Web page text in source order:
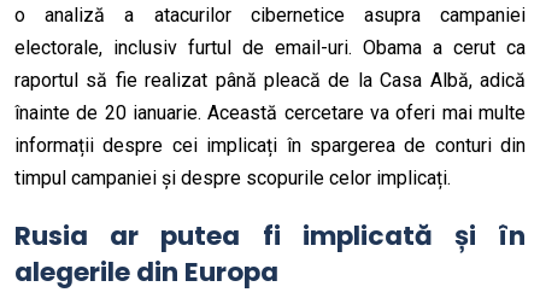
o analiză a atacurilor cibernetice asupra campaniei
electorale, inclusiv furtul de email-uri. Obama a cerut ca
raportul să fie realizat până pleacă de la Casa Albă, adică
înainte de 20 ianuarie. Această cercetare va oferi mai multe
informații despre cei implicați în spargerea de conturi din
timpul campaniei și despre scopurile celor implicați.
Rusia ar putea fi implicată și în
alegerile din Europa